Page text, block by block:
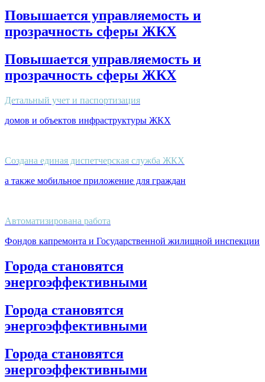
Повышается управляемость и
прозрачность сферы ЖКХ
Повышается управляемость и
прозрачность сферы ЖКХ
Детальный учет и паспортизация
домов и объектов инфраструктуры ЖКХ
Создана единая диспетчерская служба ЖКХ
а также мобильное приложение для граждан
Автоматизирована работа
Фондов капремонта и Государственной жилищной инспекции
Города становятся
энергоэффективными
Города становятся
энергоэффективными
Города становятся
энергоэффективными